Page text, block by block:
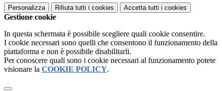
Personalizza Rifiuta tutti i cookies Accetta tutti i cookies
Gestione cookie
In questa schermata è possibile scegliere quali cookie consentire.
I cookie necessari sono quelli che consentono il funzionamento della
piattaforma e non è possibile disabilitarli.
Per conoscere quali sono i cookie necessari al funzionamento potete
visionare la COOKIE POLICY.